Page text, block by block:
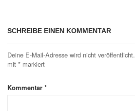
SCHREIBE EINEN KOMMENTAR
Deine E-Mail-Adresse wird nicht veröffentlicht.
mit * markiert
Kommentar *